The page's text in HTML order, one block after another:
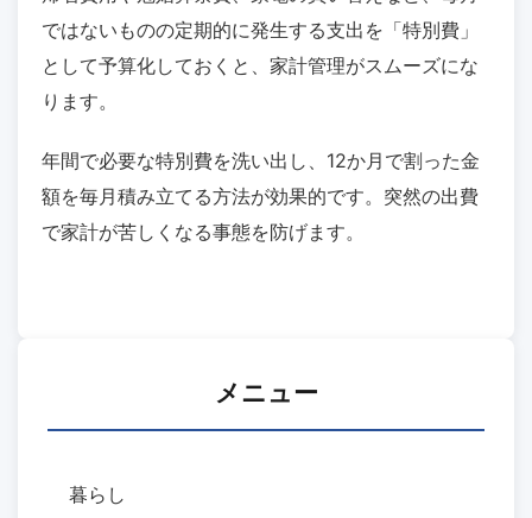
ではないものの定期的に発生する支出を「特別費」
として予算化しておくと、家計管理がスムーズにな
ります。
年間で必要な特別費を洗い出し、12か月で割った金
額を毎月積み立てる方法が効果的です。突然の出費
で家計が苦しくなる事態を防げます。
メニュー
暮らし